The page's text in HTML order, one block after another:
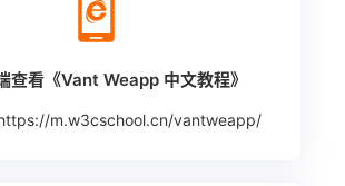
查看《Vant Weapp 中文教程》
m.w3cschool.cn/vantweapp/